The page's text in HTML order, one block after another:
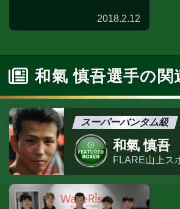
2018.2.12
和氣 慎吾選手の関
スーパーバンタム級
和氣 慎吾
FLARE山上ス